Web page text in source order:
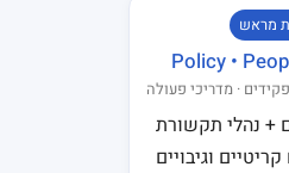
Policy •
· מדריכי פעולה
+ נהלי תקשורת
וגיבויים